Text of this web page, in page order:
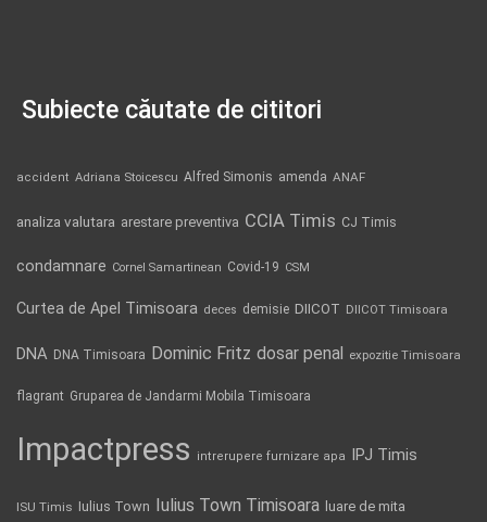
Subiecte căutate de cititori
accident Adriana Stoicescu Alfred Simonis amenda ANAF
analiza valutara arestare preventiva CCIA Timis CJ Timis
condamnare Cornel Samartinean Covid-19 CSM
Curtea de Apel Timisoara deces demisie DIICOT DIICOT Timisoara
DNA DNA Timisoara Dominic Fritz dosar penal expozitie Timisoara
flagrant Gruparea de Jandarmi Mobila Timisoara
Impactpress intrerupere furnizare apa IPJ Timis
ISU Timis Iulius Town Iulius Town Timisoara luare de mita